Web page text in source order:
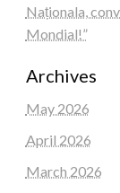
Naționala,
Mondial!”
Archives
May 2026
April 2026
March 2026